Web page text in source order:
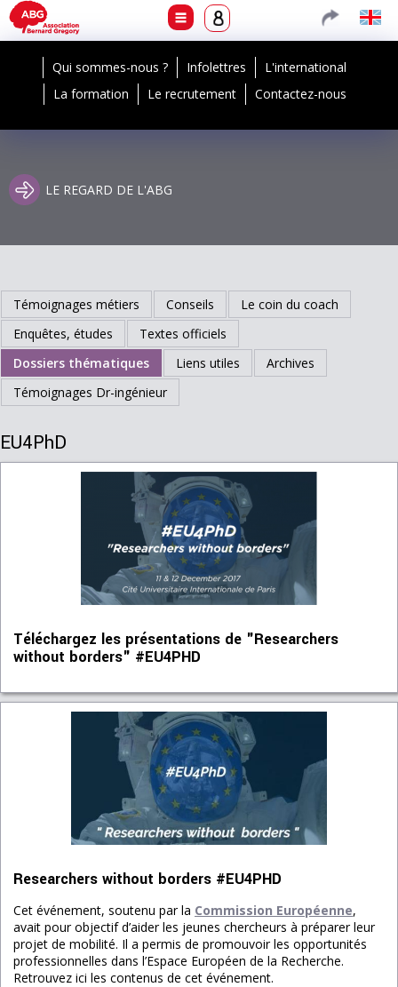
Qui sommes-nous ? Infolettres
L'international
La formation
Le recrutement Contactez-nous
LE REGARD DE L'ABG
Témoignages métiers Conseils
Le coin du coach
Enquêtes, études
Textes officiels
Dossiers thématiques
Liens utiles
Archives
Témoignages Dr-ingénieur
EU4PhD
Téléchargez les présentations de "Researchers
without borders" #EU4PHD
Researchers without borders #EU4PHD
Cet événement, soutenu par la Commission Européenne,
avait pour objectif d’aider les jeunes chercheurs à préparer leur
projet de mobilité. Il a permis de promouvoir les opportunités
professionnelles dans l’Espace Européen de la Recherche.
Retrouvez ici les contenus de cet événement.